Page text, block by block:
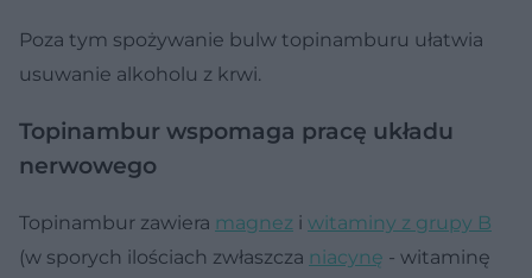
Poza tym spożywanie bulw topinamburu ułatwia
usuwanie alkoholu z krwi.
Topinambur wspomaga pracę układu
nerwowego
Topinambur zawiera magnez i witaminy z grupy B
(w sporych ilościach zwłaszcza niacynę - witaminę